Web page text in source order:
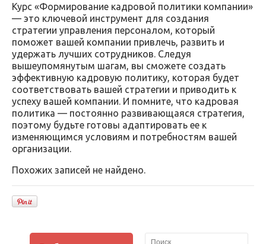
Курс «Формирование кадровой политики компании»
— это ключевой инструмент для создания
стратегии управления персоналом, который
поможет вашей компании привлечь, развить и
удержать лучших сотрудников. Следуя
вышеупомянутым шагам, вы сможете создать
эффективную кадровую политику, которая будет
соответствовать вашей стратегии и приводить к
успеху вашей компании. И помните, что кадровая
политика — постоянно развивающаяся стратегия,
поэтому будьте готовы адаптировать ее к
изменяющимся условиям и потребностям вашей
организации.
Похожих записей не найдено.